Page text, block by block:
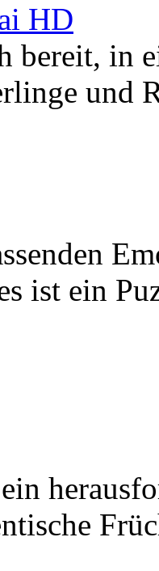
HD
bereit, in
und
ist ein